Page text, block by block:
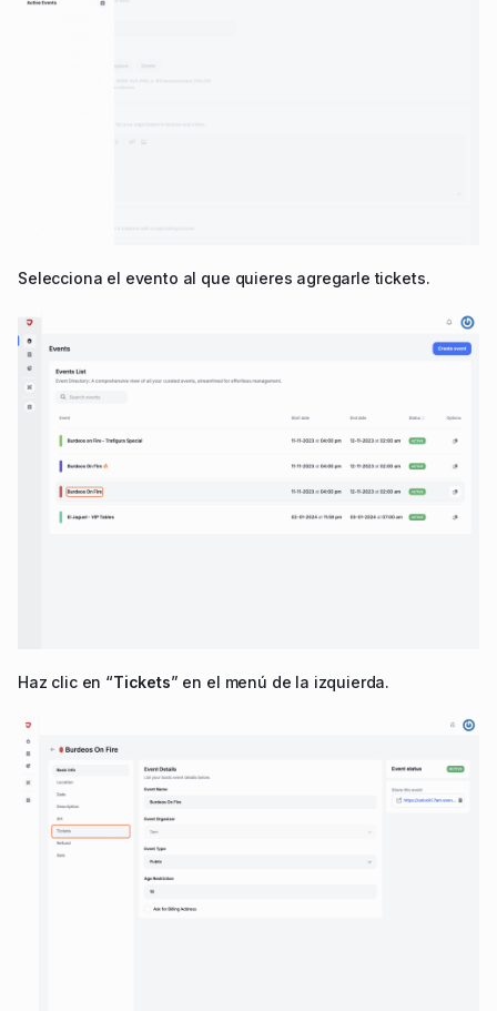
Selecciona el evento al que quieres agregarle tickets.
Haz clic en “Tickets” en el menú de la izquierda.